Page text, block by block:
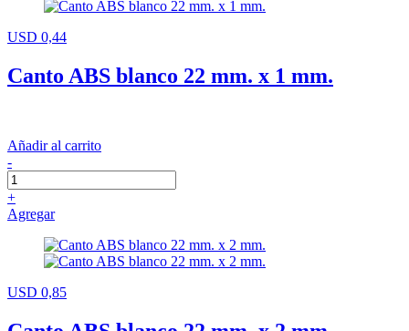
USD 0,44
Canto ABS blanco 22 mm. x 1 mm.
Añadir al carrito
-
+
Agregar
USD 0,85